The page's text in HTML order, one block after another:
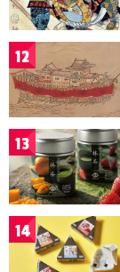
12
13
14